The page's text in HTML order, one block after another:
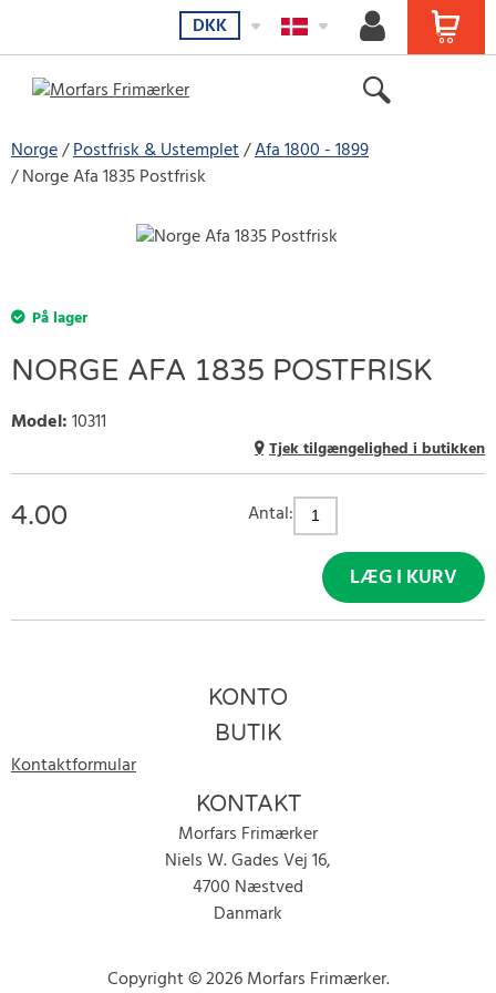
DKK
Norge Postfrisk & Ustemplet Afa 1800 - 1899
Norge Afa 1835 Postfrisk
På lager
NORGE AFA 1835 POSTFRISK
Model:10311
Tjek tilgængelighed i butikken
4.00 Antal:
LÆG I KURV
KONTO
BUTIK
Kontaktformular
KONTAKT
Morfars Frimærker
Niels W. Gades Vej 16,
4700 Næstved
Danmark
Copyright © 2026 Morfars Frimærker.